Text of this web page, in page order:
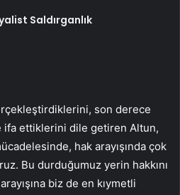
Saldırganlık
son derece
ifa ettiklerini dile getiren Altun,
hak arayışında çok
Bu durduğumuz yerin hakkını
biz de en kıymetli